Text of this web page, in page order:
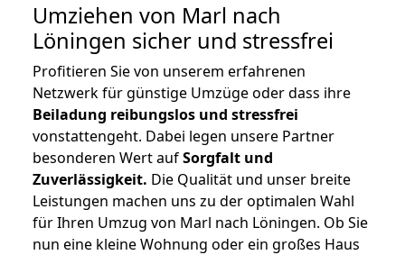
Umziehen von Marl nach
Löningen sicher und stressfrei
Profitieren Sie von unserem erfahrenen
Netzwerk für günstige Umzüge oder dass ihre
Beiladung reibungslos und stressfrei
vonstattengeht. Dabei legen unsere Partner
besonderen Wert aufSorgfalt und
Zuverlässigkeit. Die Qualität und unser breite
Leistungen machen uns zu der optimalen Wahl
für Ihren Umzug von Marl nach Löningen. Ob Sie
nun eine kleine Wohnung oder ein großes Haus